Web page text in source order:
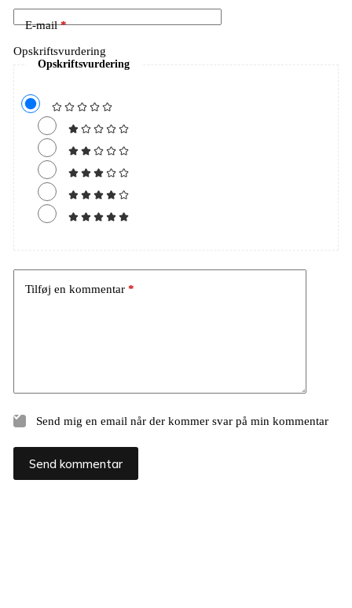
E-mail*
Opskriftsvurdering
Opskriftsvurdering
Tilføj en kommentar *
Send mig en email når der kommer svar på min kommentar
Send kommentar